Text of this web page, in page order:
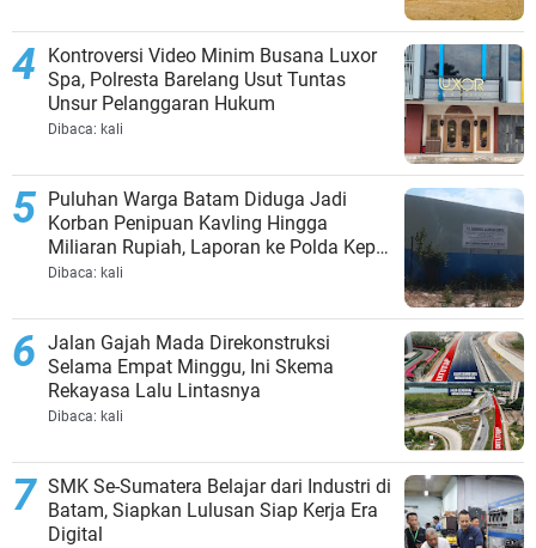
Kontroversi Video Minim Busana Luxor
Spa, Polresta Barelang Usut Tuntas
Unsur Pelanggaran Hukum
Dibaca: kali
Puluhan Warga Batam Diduga Jadi
Korban Penipuan Kavling Hingga
Miliaran Rupiah, Laporan ke Polda Kepri
Jalan di Tempat?
Dibaca: kali
Jalan Gajah Mada Direkonstruksi
Selama Empat Minggu, Ini Skema
Rekayasa Lalu Lintasnya
Dibaca: kali
SMK Se-Sumatera Belajar dari Industri di
Batam, Siapkan Lulusan Siap Kerja Era
Digital